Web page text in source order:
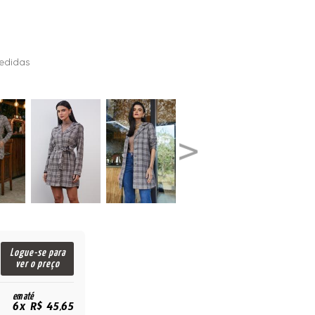
Logue-se para
ver o preço
em até
6x R$ 45,65